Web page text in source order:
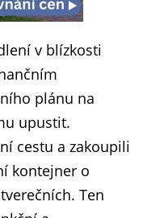
v blízkosti
plánu na
upustit.
cestu a zakoupili
kontejner o
Ten